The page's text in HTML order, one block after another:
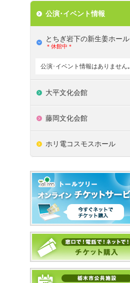
公演･イベント情報
とちぎ岩下の新⽣姜ホール
＊休館中＊
公演･イベント情報はありません｡
大平文化会館
藤岡文化会館
ホリ電コスモスホール